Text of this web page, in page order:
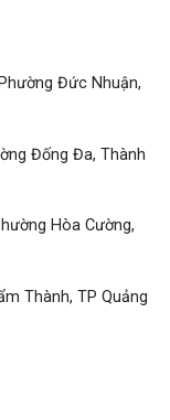
Đức Nhuận,
Đống Đa, Thành
Hòa Cường,
Thành, TP Quảng